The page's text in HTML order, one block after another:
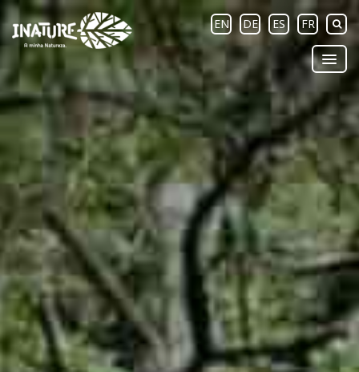
EN DE ES FR